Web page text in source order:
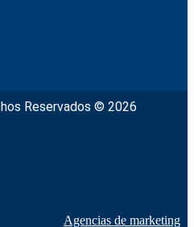
Reservados © 2026
Agencias de marketing